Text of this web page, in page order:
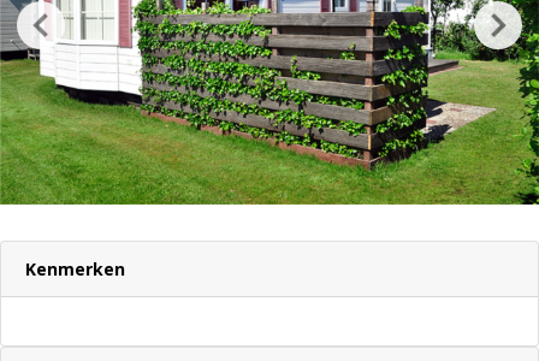
Kenmerken